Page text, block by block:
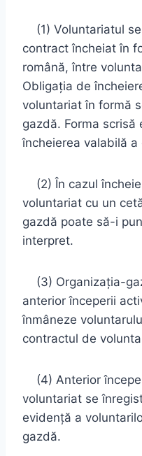
(1) Voluntariatul
contract încheiat în
română, între
Obligaţia de
voluntariat în formă
gazdă. Forma
încheierea valabilă a
(2) În cazul
voluntariat cu un
gazdă poate să-i
interpret.
(3) Organizaţia-
anterior începerii
înmâneze
contractul de
(4) Anterior
voluntariat se
evidenţă a
gazdă.